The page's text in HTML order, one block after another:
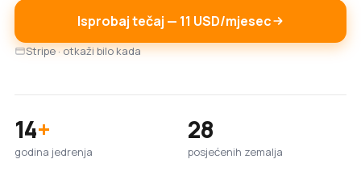
Isprobaj tečaj — 11 USD/mjesec
Stripe · otkaži bilo kada
14+
godina jedrenja
28
posjećenih zemalja